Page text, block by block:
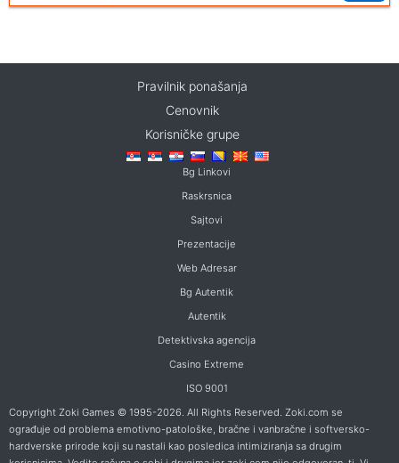
Pravilnik ponašanja
Cenovnik
Korisničke grupe
Bg Linkovi
Raskrsnica
Sajtovi
Prezentacije
Web Adresar
Bg Autentik
Autentik
Detektivska agencija
Casino Extreme
ISO 9001
Copyright Zoki Games © 1995-2026. All Rights Reserved. Zoki.com se
ograđuje od problema emotivno-patološke, bračne i vanbračne i softversko-
hardverske prirode koji su nastali kao posledica intimiziranja sa drugim